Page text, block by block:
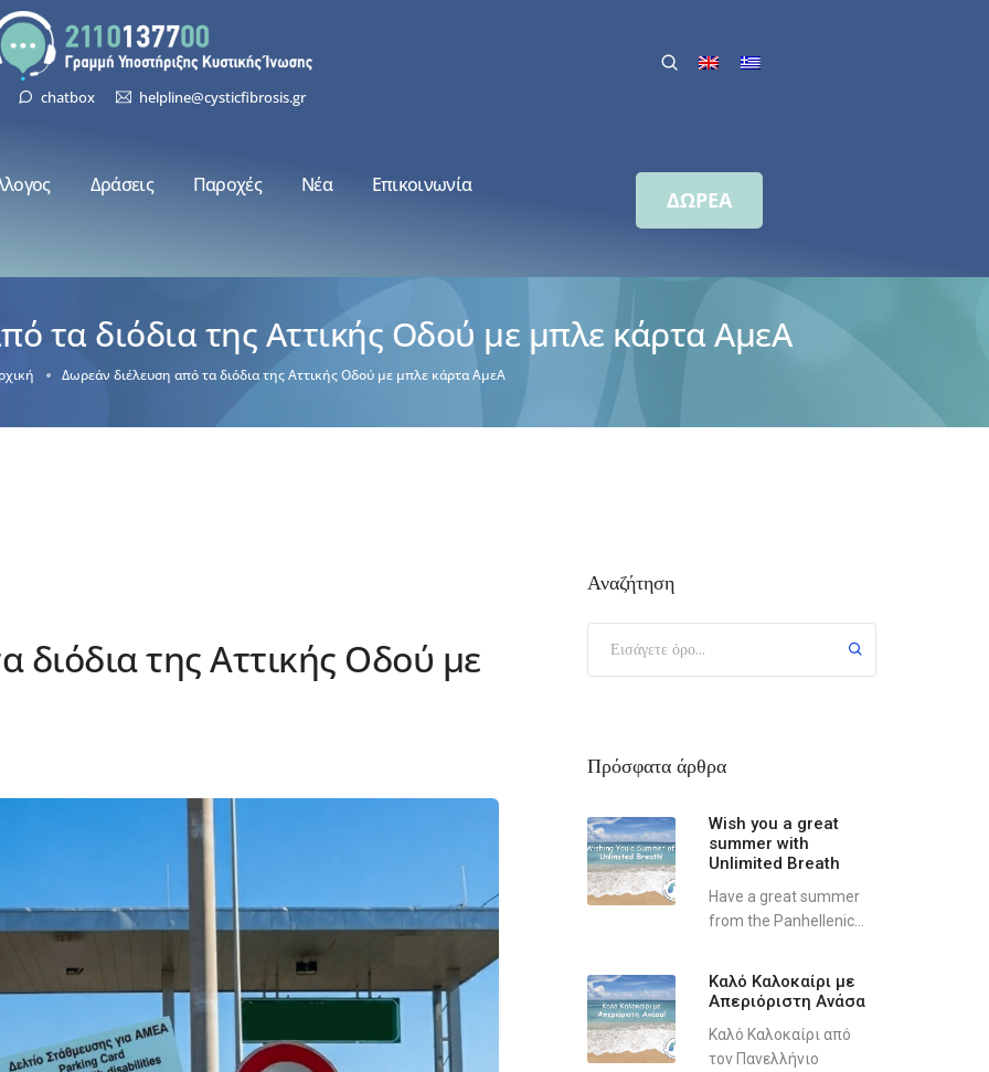
chatbox helpline@cysticfibrosis.gr
Δράσεις Παροχές Νέα Επικοινωνία
ΔΩΡΕΑ
τα διόδια της Αττικής Οδού με μπλε κάρτα ΑμεΑ
Δωρεάν διέλευση από τα διόδια της Αττικής Οδού με μπλε κάρτα ΑμεΑ
διόδια της Αττικής Οδού με
Αναζήτηση
Πρόσφατα άρθρα
Wish you a great
summer with
Unlimited Breath
Have a great summer
from the Panhellenic...
Καλό Καλοκαίρι με
Απεριόριστη Ανάσα
Καλό Καλοκαίρι από
τον Πανελλήνιο